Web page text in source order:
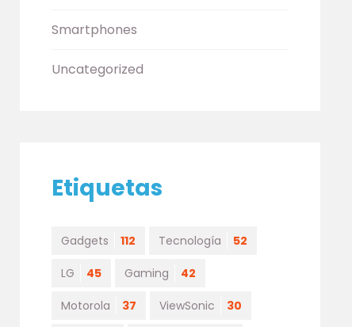
Smartphones
Uncategorized
Etiquetas
Gadgets 112 Tecnología 52
LG 45 Gaming 42
Motorola 37 ViewSonic 30